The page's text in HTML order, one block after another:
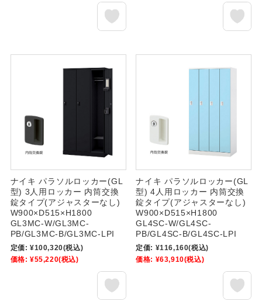
ナイキ パラソルロッカー(GL
型) 3人用ロッカー 内筒交換
錠タイプ(アジャスターなし)
W900×D515×H1800
GL3MC-W/GL3MC-
PB/GL3MC-B/GL3MC-LPI
定価: ¥100,320(税込)
価格: ¥55,220(税込)
ナイキ パラソルロッカー(GL
型) 4人用ロッカー 内筒交換
錠タイプ(アジャスターなし)
W900×D515×H1800
GL4SC-W/GL4SC-
PB/GL4SC-B/GL4SC-LPI
定価: ¥116,160(税込)
価格: ¥63,910(税込)